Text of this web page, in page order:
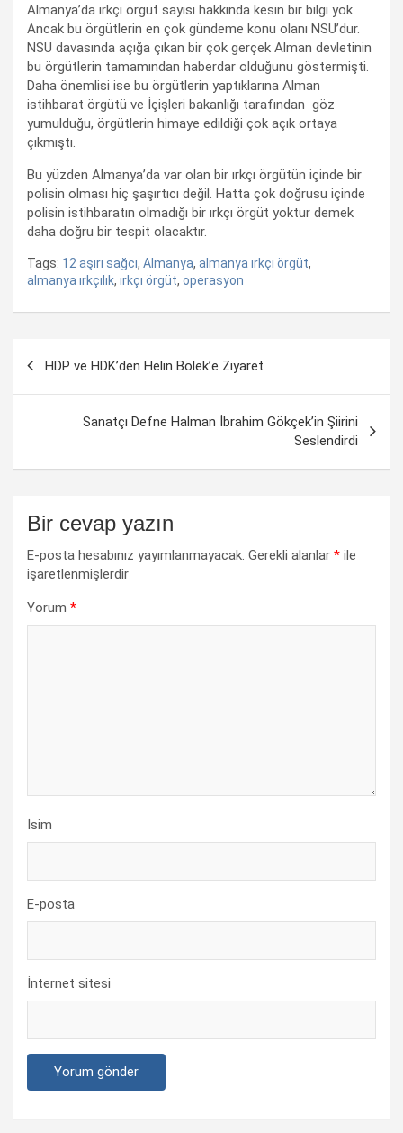
Almanya’da ırkçı örgüt sayısı hakkında kesin bir bilgi yok.
Ancak bu örgütlerin en çok gündeme konu olanı NSU’dur.
NSU davasında açığa çıkan bir çok gerçek Alman devletinin
bu örgütlerin tamamından haberdar olduğunu göstermişti.
Daha önemlisi ise bu örgütlerin yaptıklarına Alman
istihbarat örgütü ve İçişleri bakanlığı tarafından göz
yumulduğu, örgütlerin himaye edildiği çok açık ortaya
çıkmıştı.
Bu yüzden Almanya’da var olan bir ırkçı örgütün içinde bir
polisin olması hiç şaşırtıcı değil. Hatta çok doğrusu içinde
polisin istihbaratın olmadığı bir ırkçı örgüt yoktur demek
daha doğru bir tespit olacaktır.
Tags: 12 aşırı sağcı, Almanya, almanya ırkçı örgüt,
almanya ırkçılık, ırkçı örgüt, operasyon
HDP ve HDK’den Helin Bölek’e Ziyaret
Sanatçı Defne Halman İbrahim Gökçek’in Şiirini
Seslendirdi
Bir cevap yazın
E-posta hesabınız yayımlanmayacak. Gerekli alanlar * ile
işaretlenmişlerdir
Yorum *
İsim
E-posta
İnternet sitesi